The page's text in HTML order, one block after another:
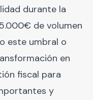
durante la
de volumen
este umbral o
en
fiscal para
y